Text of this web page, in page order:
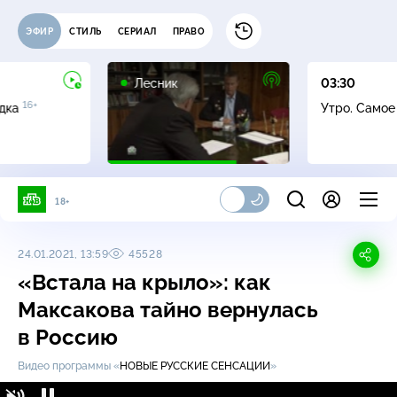
ЭФИР СТИЛЬ СЕРИАЛ ПРАВО
16+
Лесник
16+
03:30
Утро.
18+
24.01.2021, 13:59 45528
«Встала на крыло»: как
Максакова тайно вернулась
в Россию
Видео программы «НОВЫЕ РУССКИЕ СЕНСАЦИИ»